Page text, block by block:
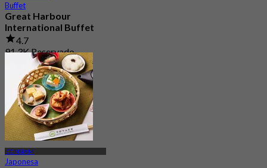
Buffet
Great Harbour
International Buffet
4.7
91.3K Reservado
฿ 999
ICONSIAM
Japonesa